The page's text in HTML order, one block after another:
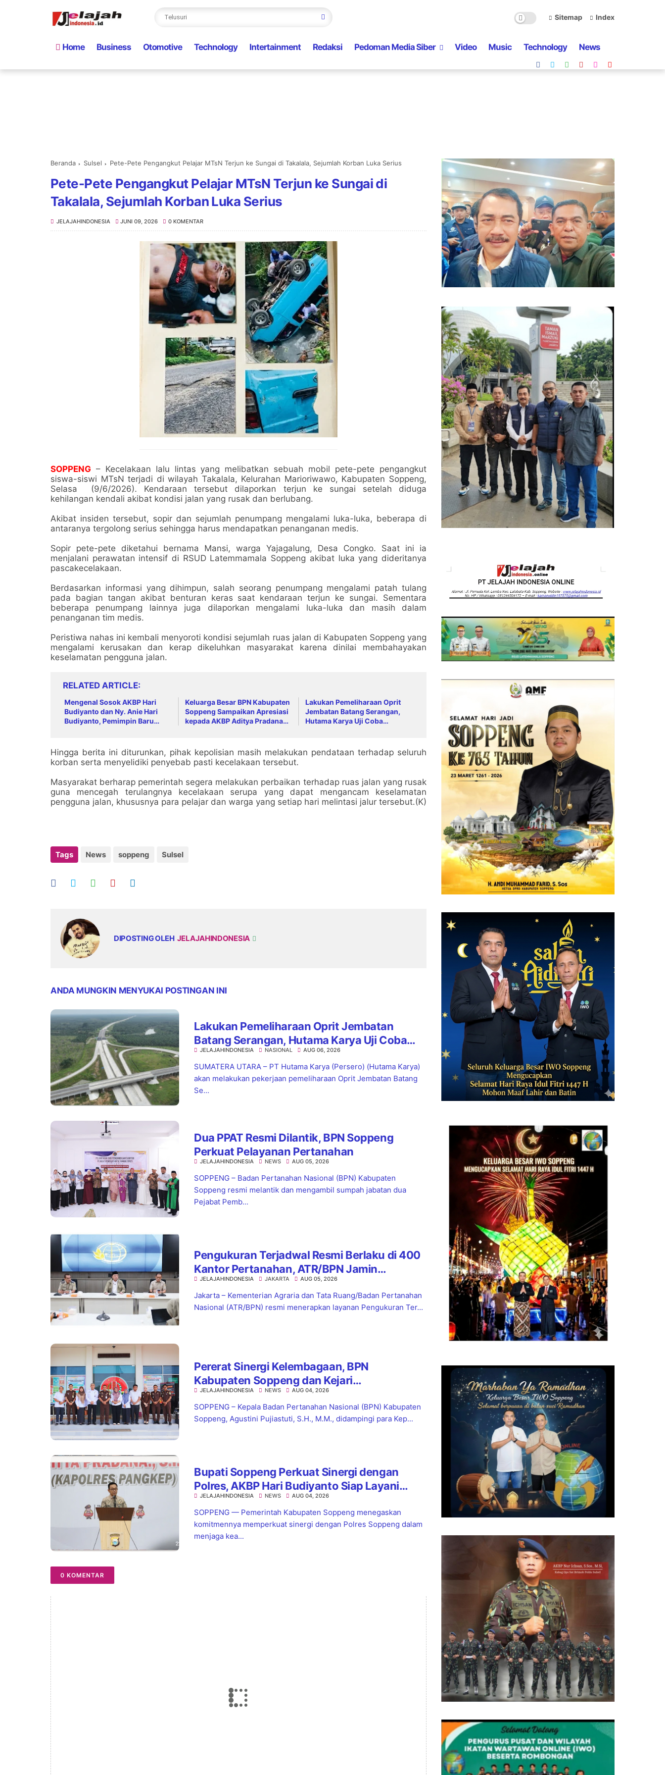
Sitemap Index
Home Business Otomotive Technology Intertainment Redaksi Pedoman Media Siber Video Music Technology News
Beranda Sulsel Pete-Pete Pengangkut Pelajar MTsN Terjun ke Sungai di Takalala, Sejumlah Korban Luka Serius
Pete-Pete Pengangkut Pelajar MTsN Terjun ke Sungai di
Takalala, Sejumlah Korban Luka Serius
JELAJAHINDONESIA JUNI 09, 2026 0 KOMENTAR
SOPPENG – Kecelakaan lalu lintas yang melibatkan sebuah mobil pete-pete pengangkut
siswa-siswi MTsN terjadi di wilayah Takalala, Kelurahan Marioriwawo, Kabupaten Soppeng,
Selasa (9/6/2026). Kendaraan tersebut dilaporkan terjun ke sungai setelah diduga
kehilangan kendali akibat kondisi jalan yang rusak dan berlubang.
Akibat insiden tersebut, sopir dan sejumlah penumpang mengalami luka-luka, beberapa di
antaranya tergolong serius sehingga harus mendapatkan penanganan medis.
Sopir pete-pete diketahui bernama Mansi, warga Yajagalung, Desa Congko. Saat ini ia
menjalani perawatan intensif di RSUD Latemmamala Soppeng akibat luka yang dideritanya
pascakecelakaan.
Berdasarkan informasi yang dihimpun, salah seorang penumpang mengalami patah tulang
pada bagian tangan akibat benturan keras saat kendaraan terjun ke sungai. Sementara
beberapa penumpang lainnya juga dilaporkan mengalami luka-luka dan masih dalam
penanganan tim medis.
Peristiwa nahas ini kembali menyoroti kondisi sejumlah ruas jalan di Kabupaten Soppeng yang
mengalami kerusakan dan kerap dikeluhkan masyarakat karena dinilai membahayakan
keselamatan pengguna jalan.
RELATED ARTICLE
Mengenal Sosok AKBP Hari
Budiyanto dan Ny. Anie Hari
Budiyanto, Pemimpin Baru
Keluarga Besar BPN Kabupaten
Soppeng Sampaikan Apresiasi
kepada AKBP Aditya Pradana
Lakukan Pemeliharaan Oprit
Jembatan Batang Serangan,
Hutama Karya Uji Coba
Hingga berita ini diturunkan, pihak kepolisian masih melakukan pendataan terhadap seluruh
korban serta menyelidiki penyebab pasti kecelakaan tersebut.
Masyarakat berharap pemerintah segera melakukan perbaikan terhadap ruas jalan yang rusak
guna mencegah terulangnya kecelakaan serupa yang dapat mengancam keselamatan
pengguna jalan, khususnya para pelajar dan warga yang setiap hari melintasi jalur tersebut.(K)
Tags News soppeng Sulsel
DIPOSTING OLEH JELAJAHINDONESIA
ANDA MUNGKIN MENYUKAI POSTINGAN INI
Lakukan Pemeliharaan Oprit Jembatan
Batang Serangan, Hutama Karya Uji Coba
Contraflow di KM 55 Tol Binjai–Langsa
JELAJAHINDONESIA NASIONAL AUG 06, 2026
SUMATERA UTARA – PT Hutama Karya (Persero) (Hutama Karya)
akan melakukan pekerjaan pemeliharaan Oprit Jembatan Batang
Se...
Dua PPAT Resmi Dilantik, BPN Soppeng
Perkuat Pelayanan Pertanahan
JELAJAHINDONESIA NEWS AUG 05, 2026
SOPPENG – Badan Pertanahan Nasional (BPN) Kabupaten
Soppeng resmi melantik dan mengambil sumpah jabatan dua
Pejabat Pemb...
Pengukuran Terjadwal Resmi Berlaku di 400
Kantor Pertanahan, ATR/BPN Jamin
Kepastian Layanan Maksimal 7 Hari
JELAJAHINDONESIA JAKARTA AUG 05, 2026
Jakarta – Kementerian Agraria dan Tata Ruang/Badan Pertanahan
Nasional (ATR/BPN) resmi menerapkan layanan Pengukuran Ter...
Pererat Sinergi Kelembagaan, BPN
Kabupaten Soppeng dan Kejari
Watansoppeng Perkuat Koordinasi
Pelayanan Pertanahan
JELAJAHINDONESIA NEWS AUG 04, 2026
SOPPENG – Kepala Badan Pertanahan Nasional (BPN) Kabupaten
Soppeng, Agustini Pujiastuti, S.H., M.M., didampingi para Kep...
Bupati Soppeng Perkuat Sinergi dengan
Polres, AKBP Hari Budiyanto Siap Layani
Warga 24 Jam
JELAJAHINDONESIA NEWS AUG 04, 2026
SOPPENG — Pemerintah Kabupaten Soppeng menegaskan
komitmennya memperkuat sinergi dengan Polres Soppeng dalam
menjaga kea...
0 KOMENTAR